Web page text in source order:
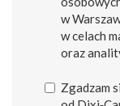
w
w celach
oraz
Zgadzam